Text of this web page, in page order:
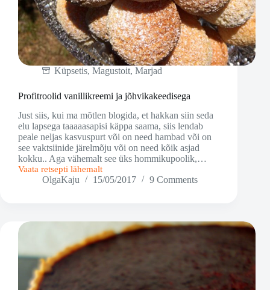
Küpsetis, Magustoit, Marjad
Profitroolid vanillikreemi ja jõhvikakeedisega
Just siis, kui ma mõtlen blogida, et hakkan siin seda
elu lapsega taaaaasapisi käppa saama, siis lendab
peale neljas kasvuspurt või on need hambad või on
see vaktsiinide järelmõju või on need kõik asjad
kokku.. Aga vähemalt see üks hommikupoolik,…
Vaata retsepti lähemalt
Profitroolid
vanillikreemi
OlgaKaju 15/05/2017 9 Comments